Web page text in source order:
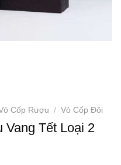
Cốp Rượu / Vỏ Cốp Đôi
Tết Loại 2